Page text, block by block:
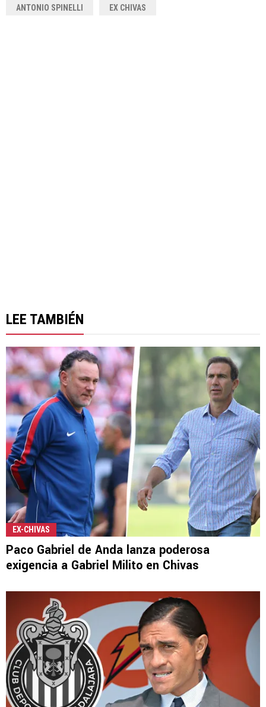
ANTONIO SPINELLI EX CHIVAS
LEE TAMBIÉN
EX-CHIVAS
Paco Gabriel de Anda lanza poderosa
exigencia a Gabriel Milito en Chivas